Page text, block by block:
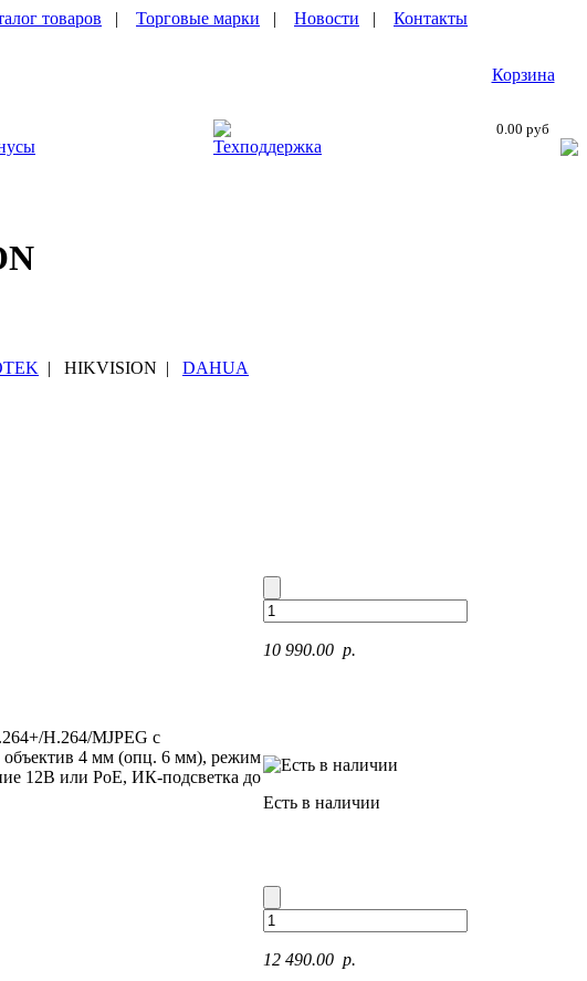
товаров | Торговые марки | Новости | Контакты
Техподдержка
Корзина
0.00 руб
| HIKVISION | DAHUA
H.264/MJPEG с
объектив 4 мм (опц. 6 мм), режим
12В или PoE, ИК-подсветка до
10 990.00 p.
Есть в наличии
12 490.00 p.